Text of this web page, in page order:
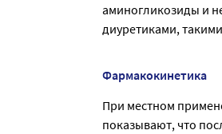
аминогликозиды и
диуретиками,
Фармакокинетика
При местном
показывают, что